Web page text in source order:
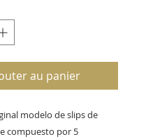
au panier
modelo de slips de
compuesto por 5